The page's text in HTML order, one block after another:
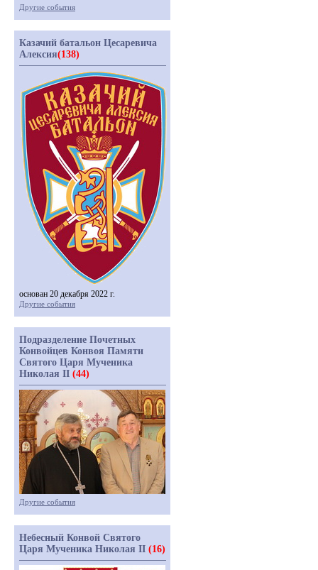
Другие события
Казачий батальон Цесаревича
Алексия(138)
основан 20 декабря 2022 г.
Другие события
Подразделение Почетных
Конвойцев Конвоя Памяти
Святого Царя Мученика
Николая II (44)
Другие события
Небесный Конвой Святого
Царя Мученика Николая II (16)